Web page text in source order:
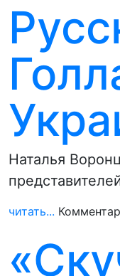
Наталья
читать...